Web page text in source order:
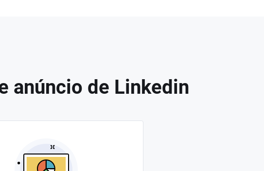
anúncio de Linkedin